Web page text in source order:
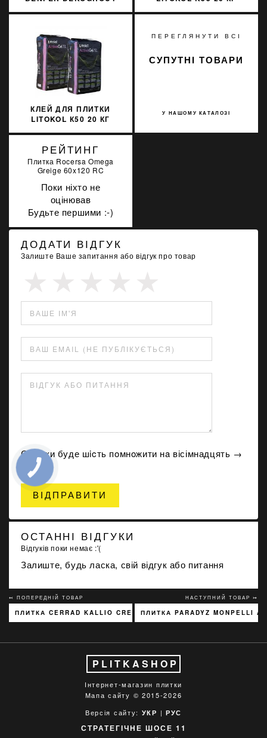
КЛЕЙ ДЛЯ ПЛИТКИ
LITOKOL К50 20 КГ
ПЕРЕГЛЯНУТИ ВСІ
У НАШОМУ КАТАЛОЗІ
СУПУТНІ ТОВАРИ
РЕЙТИНГ
Плитка Rocersa Omega
Greige 60x120 RC
Поки ніхто не
оцінював
Будьте першими :-)
ДОДАТИ ВІДГУК
Залиште Ваше запитання або відгук про товар
ВАШЕ ІМ'Я
ВАШ EMAIL (НЕ ПУБЛІКУЄТЬСЯ)
ВІДГУК АБО ПИТАННЯ
Скільки буде шicть пoмнoжити нa вісімнадцять →
ВІДПРАВИТИ
ОСТАННІ ВІДГУКИ
Відгуків поки немає :'(
Залиште, будь ласка, свій відгук або питання
↢ ПОПЕРЕДНІЙ ТОВАР
ПЛИТКА CERRAD KALLIO CREAM 3768 15X45
НАСТУПНИЙ ТОВАР ↣
ПЛИТКА PARADYZ MONPELLI
PLITKASHOP
Інтернет-магазин плитки
Мапа сайту © 2015-2026
Версія сайту: УКР | РУС
СТРАТЕГІЧНЕ ШОСЕ 11